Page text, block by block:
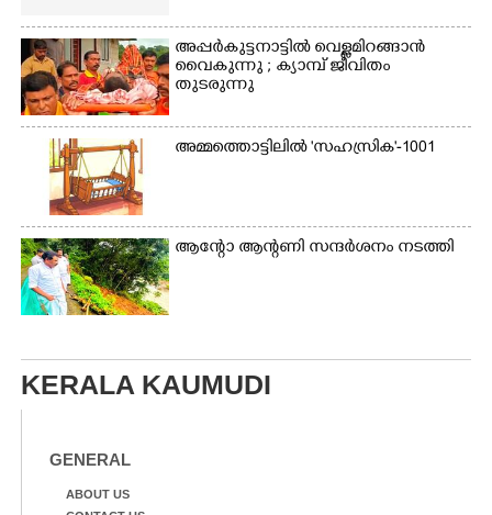
അപ്പർകുട്ടനാട്ടി​ൽ വെള്ളമിറങ്ങാൻ
വൈകുന്നു ; ക്യാമ്പ് ജീവിതം
തുടരുന്നു
അമ്മത്തൊട്ടിലിൽ 'സഹസ്രിക'-1001
ആന്റോ ആന്റണി​ സന്ദർശനം നടത്തി​
KERALA KAUMUDI
GENERAL
ABOUT US